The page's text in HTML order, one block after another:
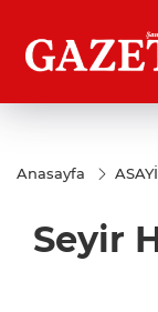
Anasayfa
Seyir